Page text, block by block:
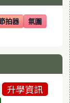
拍器
開視窗)氛圍
(另開視窗)
升學資訊